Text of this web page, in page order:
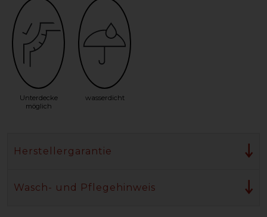
Unterdecke
möglich
wasserdicht
Herstellergarantie
Wasch- und Pflegehinweis